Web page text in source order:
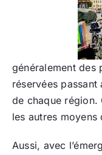
généralement des
réservées
de chaque région.
les autres moyens
Aussi, avec